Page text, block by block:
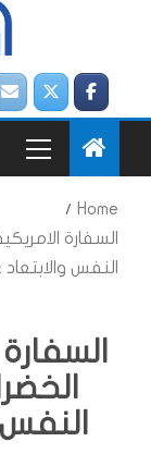
Home
السفارة
النفس